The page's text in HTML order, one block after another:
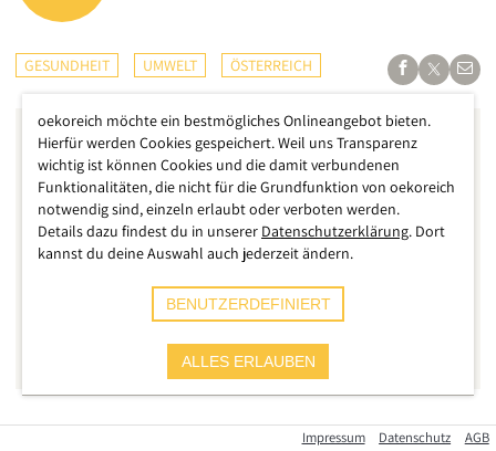
GESUNDHEIT UMWELT ÖSTERREICH
Seit Wochen schon sind tausende Menschen in der
Impressum Datenschutz AGB
oekoreich möchte ein bestmögliches Onlineangebot bieten.
Hierfür werden Cookies gespeichert. Weil uns Transparenz
wichtig ist können Cookies und die damit verbundenen
Funktionalitäten, die nicht für die Grundfunktion von oekoreich
notwendig sind, einzeln erlaubt oder verboten werden.
Details dazu findest du in unserer Datenschutzerklärung. Dort
kannst du deine Auswahl auch jederzeit ändern.
BENUTZERDEFINIERT
ALLES ERLAUBEN